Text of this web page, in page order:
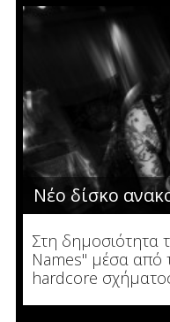
Νέο δίσκο
Στη δημοσιότητα
Names" μέσα από
hardcore